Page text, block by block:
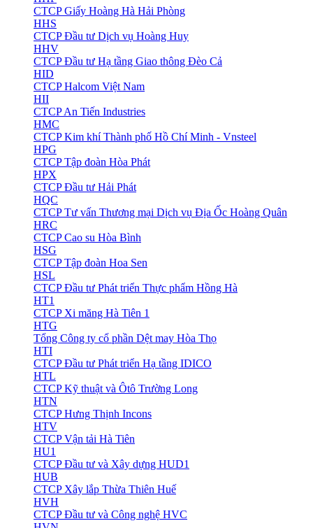
CTCP Giấy Hoàng Hà Hải Phòng
HHS
CTCP Đầu tư Dịch vụ Hoàng Huy
HHV
CTCP Đầu tư Hạ tầng Giao thông Đèo Cả
HID
CTCP Halcom Việt Nam
HII
CTCP An Tiến Industries
HMC
CTCP Kim khí Thành phố Hồ Chí Minh - Vnsteel
HPG
CTCP Tập đoàn Hòa Phát
HPX
CTCP Đầu tư Hải Phát
HQC
CTCP Tư vấn Thương mại Dịch vụ Địa Ốc Hoàng Quân
HRC
CTCP Cao su Hòa Bình
HSG
CTCP Tập đoàn Hoa Sen
HSL
CTCP Đầu tư Phát triển Thực phẩm Hồng Hà
HT1
CTCP Xi măng Hà Tiên 1
HTG
Tổng Công ty cổ phần Dệt may Hòa Thọ
HTI
CTCP Đầu tư Phát triển Hạ tầng IDICO
HTL
CTCP Kỹ thuật và Ôtô Trường Long
HTN
CTCP Hưng Thịnh Incons
HTV
CTCP Vận tải Hà Tiên
HU1
CTCP Đầu tư và Xây dựng HUD1
HUB
CTCP Xây lắp Thừa Thiên Huế
HVH
CTCP Đầu tư và Công nghệ HVC